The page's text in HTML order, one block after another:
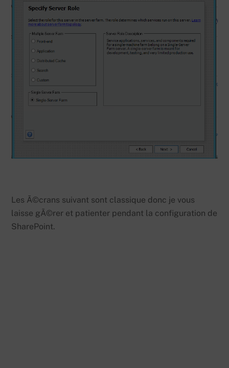
Les Ã©crans suivant sont classique donc je vous
laisse gÃ©rer et patienter pendant la configuration de
SharePoint.